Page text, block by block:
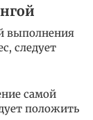
выполнения
следует
самой
положить